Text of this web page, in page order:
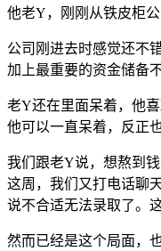
他老Y，刚刚从铁皮柜
公司刚进去时感觉还不
加上最重要的资金储备
老Y还在里面呆着，他
他可以一直呆着，反正
我们跟老Y说，想熬到
这周，我们又打电话聊
说不合适无法录取了。
然而已经是这个局面，